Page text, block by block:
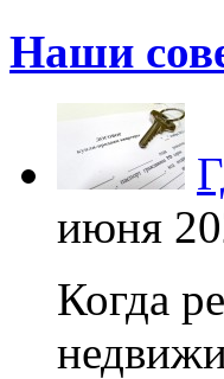
Наши
июня
Когда